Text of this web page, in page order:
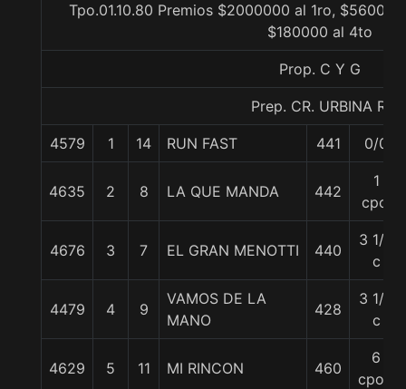
Tpo.01.10.80 Premios $2000000 al 1ro,
$180000 al 4to
Prop. C Y G
Prep. CR. URBINA R.
4579 1 14 RUN FAST 441 0/0
4635 2 8 LA QUE MANDA 442
1
cpo.
4676 3 7 EL GRAN MENOTTI 440
3 1/4
c
4479 4 9
VAMOS DE LA
MANO
428
3 1/4
c
4629 5 11 MI RINCON 460
6
cpos.